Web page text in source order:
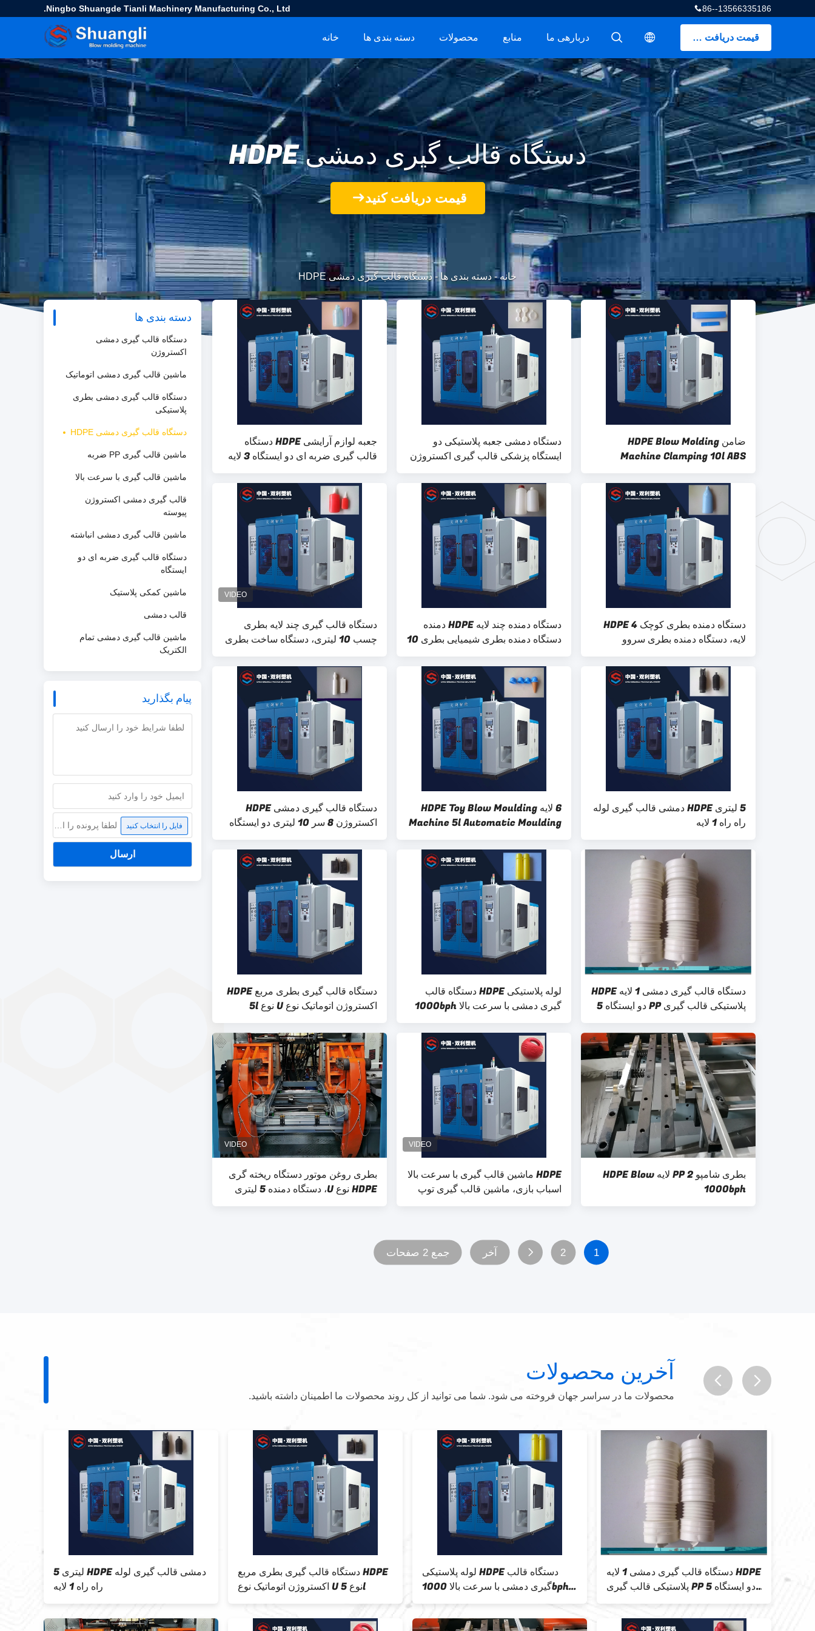
Ningbo Shuangde Tianli Machinery Manufacturing Co., Ltd. 86--13566335186
قیمت دریافت کنید
描述
描述
خانه دسته بندی ها محصولات منابع دربارهی ما
دستگاه قالب گیری دمشی HDPE
قیمت دریافت کنید
خانه-دسته بندی ها - دستگاه قالب گیری دمشی HDPE
دسته بندی ها
دستگاه قالب گیری دمشی
اکستروژن
ماشین قالب گیری دمشی اتوماتیک
دستگاه قالب گیری دمشی بطری
پلاستیکی
دستگاه قالب گیری دمشی HDPE
ماشین قالب گیری PP ضربه
ماشین قالب گیری با سرعت بالا
قالب گیری دمشی اکستروژن
پیوسته
ماشین قالب گیری دمشی انباشته
دستگاه قالب گیری ضربه ای دو
ایستگاه
ماشین کمکی پلاستیک
قالب دمشی
ماشین قالب گیری دمشی تمام
الکتریک
پیام بگذارید
فایل را انتخاب کنید
ارسال
جعبه لوازم آرایشی HDPE دستگاه
قالب گیری ضربه ای دو ایستگاه 3 لایه
10l
دستگاه دمشی جعبه پلاستیکی دو
ایستگاه پزشکی قالب گیری اکستروژن
10 لیتری
ضامن HDPE Blow Molding
Machine Clamping 10l ABS
Molding
دستگاه قالب گیری چند لایه بطری
چسب 10 لیتری، دستگاه ساخت بطری
HDPE سری U
دستگاه دمنده چند لایه HDPE دمنده
دستگاه دمنده بطری شیمیایی بطری 10
لیتری
دستگاه دمنده بطری کوچک HDPE 4
لایه، دستگاه دمنده بطری سروو
دستگاه قالب گیری دمشی HDPE
اکستروژن 8 سر 10 لیتری دو ایستگاه
6 لایه HDPE Toy Blow Moulding
Machine 5l Automatic Moulding
5 لیتری HDPE دمشی قالب گیری لوله
راه راه 1 لایه
دستگاه قالب گیری بطری مربع HDPE
اکستروژن اتوماتیک نوع U نوع 5l
لوله پلاستیکی HDPE دستگاه قالب
گیری دمشی با سرعت بالا 1000bph
دمش پلاستیک
دستگاه قالب گیری دمشی 1 لایه HDPE
پلاستیکی قالب گیری PP دو ایستگاه 5
لیتری
بطری روغن موتور دستگاه ریخته گری
HDPE نوع U، دستگاه دمنده 5 لیتری
برای بطری های پلاستیکی
HDPE ماشین قالب گیری با سرعت بالا
اسباب بازی، ماشین قالب گیری توپ
HDPE
بطری شامپو PP 2 لایه HDPE Blow
1000bph
1
2 آخر جمع 2 صفحات
آخرین محصولات
محصولات ما در سراسر جهان فروخته می شود. شما می توانید از کل روند محصولات ما اطمینان داشته باشید.
دستگاه قالب گیری بطری مربع HDPE
لوله پلاستیکی HDPE دستگاه قالب
گیری دمشی با سرعت بالا 1000bph
دمش پلاستیک
دستگاه قالب گیری دمشی 1 لایه HDPE
پلاستیکی قالب گیری PP دو ایستگاه 5
لیتری
جعبه لوازم آرایشی HDPE دستگاه
قالب گیری ضربه ای دو ایستگاه 3 لایه
10l